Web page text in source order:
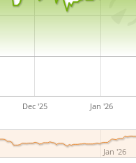
Dec '25 Jan '26
Jan '26